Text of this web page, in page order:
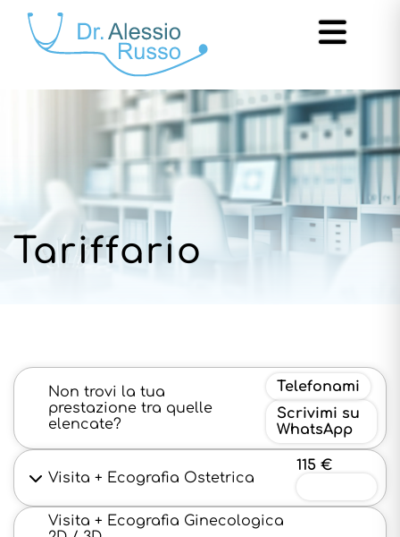
Tariffario
Non trovi la tua
prestazione tra quelle
elencate?
Telefonami
Scrivimi su
WhatsApp
Visita + Ecografia Ostetrica
115 €
Visita + Ecografia Ginecologica